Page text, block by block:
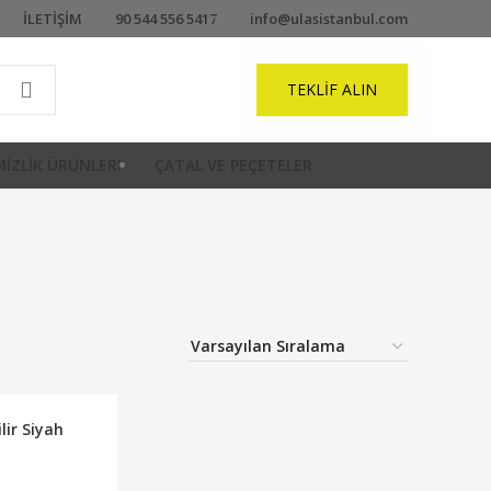
İLETIŞIM 90 544 556 5417 info@ulasistanbul.com
TEKLIF ALIN
ÜRÜNLERI
Siyah